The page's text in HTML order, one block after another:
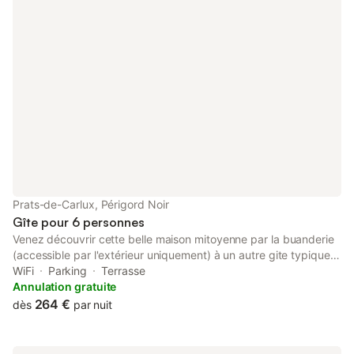
Prats-de-Carlux, Périgord Noir
Gîte pour 6 personnes
Venez découvrir cette belle maison mitoyenne par la buanderie
(accessible par l'extérieur uniquement) à un autre gite typique
eu cœur du Périgord noir. Chaque gîte dispose de son espace
avec piscine privée. Au rez de chaussée, vous disposez d'une
pièce principale, avec une cuisine intégrée équipée, un salon
WiFi Parking
Terrasse
Annulation gratuite
dès 264 € par nuit